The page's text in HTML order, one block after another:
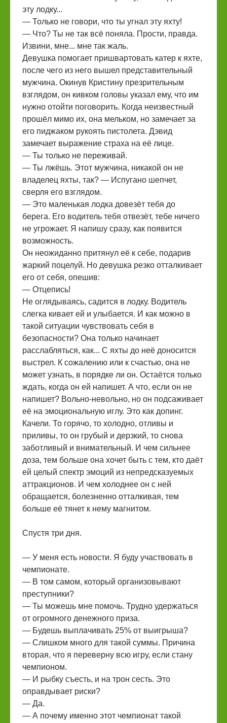
эту лодку...
— Только не говори, что ты угнал эту яхту!
— Что? Ты не так всё поняла. Прости, правда.
Извини, мне... мне так жаль.
Девушка помогает пришвартовать катер к яхте,
после чего из него вышел представительный
мужчина. Окинув Кристину презрительным
взглядом, он кивком головы указал ему, что им
нужно отойти поговорить. Когда неизвестный
прошёл мимо их, она мельком, но замечает за
его пиджаком рукоять пистолета. Дэвид
замечает выражение страха на её лице.
— Ты только не переживай.
— Ты лжёшь. Этот мужчина, никакой он не
владелец яхты, так? — Испугано шепчет,
сверля его взглядом.
— Это маленькая лодка довезёт тебя до
берега. Его водитель тебя отвезёт, тебе ничего
не угрожает. Я напишу сразу, как появится
возможность.
Он неожиданно притянул её к себе, подарив
жаркий поцелуй. Но девушка резко отталкивает
его от себя, опешив:
— Отцепись!
Не оглядываясь, садится в лодку. Водитель
слегка кивает ей и улыбается. И как можно в
такой ситуации чувствовать себя в
безопасности? Она только начинает
расслабляться, как... С яхты до неё доносится
выстрел. К сожалению или к счастью, она не
может узнать, в порядке ли он. Остаётся только
ждать, когда он ей напишет. А что, если он не
напишет? Вольно-невольно, но он подсаживает
её на эмоциональную иглу. Это как допинг.
Качели. То горячо, то холодно, отливы и
приливы, то он грубый и дерзкий, то снова
заботливый и внимательный. И чем сильнее
доза, тем больше она хочет быть с тем, кто даёт
ей целый спектр эмоций из непредсказуемых
аттракционов. И чем холоднее он с ней
обращается, болезненно отталкивая, тем
больше её тянет к нему магнитом.
Спустя три дня.
— У меня есть новости. Я буду участвовать в
чемпионате.
— В том самом, который организовывают
преступники?
— Ты можешь мне помочь. Трудно удержаться
от огромного денежного приза.
— Будешь выплачивать 25% от выигрыша?
— Слишком много для такой суммы. Причина
вторая, что я переверну всю игру, если стану
чемпионом.
— И рыбку съесть, и на трон сесть. Это
оправдывает риски?
— Да.
— А почему именно этот чемпионат такой